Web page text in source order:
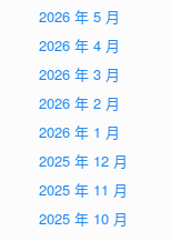
2026 年 5 月
2026 年 4 月
2026 年 3 月
2026 年 2 月
2026 年 1 月
2025 年 12 月
2025 年 11 月
2025 年 10 月